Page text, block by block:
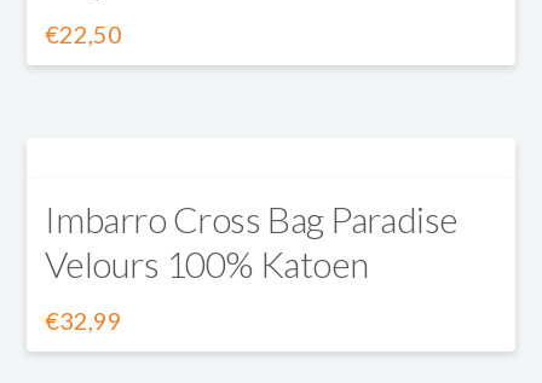
€22,50
Dit
meerdere
variaties.
Deze
optie
Imbarro Cross Bag Paradise
Velours 100% Katoen
€32,99
Dit